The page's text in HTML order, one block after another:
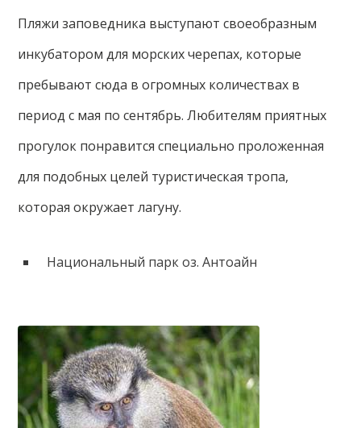
Пляжи заповедника выступают своеобразным
инкубатором для морских черепах, которые
пребывают сюда в огромных количествах в
период с мая по сентябрь. Любителям приятных
прогулок понравится специально проложенная
для подобных целей туристическая тропа,
которая окружает лагуну.
Национальный парк оз. Антоайн